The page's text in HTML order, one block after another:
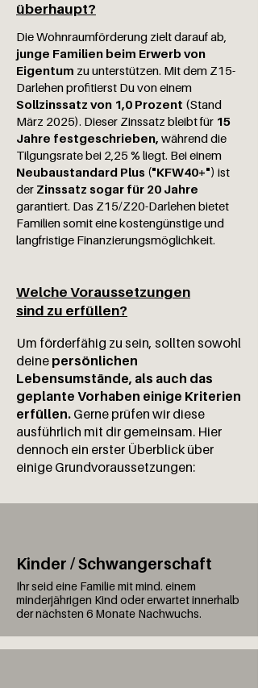
überhaupt?
Die Wohnraumförderung zielt darauf ab,
junge Familien beim Erwerb von
Eigentum zu unterstützen. Mit dem Z15-
Darlehen profitierst Du von einem
Sollzinssatz von 1,0 Prozent (Stand
März 2025). Dieser Zinssatz bleibt für 15
Jahre festgeschrieben, während die
Tilgungsrate bei 2,25 % liegt. Bei einem
Neubaustandard Plus ("KFW40+") ist
der Zinssatz sogar für 20 Jahre
garantiert. Das Z15/Z20-Darlehen bietet
Familien somit eine kostengünstige und
langfristige Finanzierungsmöglichkeit.
Welche Voraussetzungen
sind zu erfüllen?
Um förderfähig zu sein, sollten sowohl
deine persönlichen
Lebensumstände, als auch das
geplante Vorhaben einige Kriterien
erfüllen. Gerne prüfen wir diese
ausführlich mit dir gemeinsam. Hier
dennoch ein erster Überblick über
einige Grundvoraussetzungen:
Kinder / Schwangerschaft
Ihr seid eine Familie mit mind. einem
minderjährigen Kind oder erwartet innerhalb
der nächsten 6 Monate Nachwuchs.